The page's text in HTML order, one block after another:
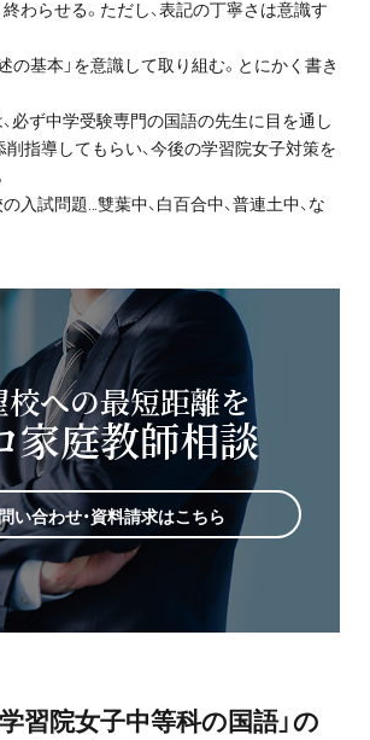
終わらせる。ただし、表記の丁寧さは意識す
の基本」を意識して取り組む。とにかく書き
、必ず中学受験専門の国語の先生に目を通し
削指導してもらい、今後の学習院女子対策を
入試問題…雙葉中、白百合中、普連土中、な
校への最短距離を
家庭教師相談
い合わせ・資料請求はこちら
習院女子中等科の国語」の